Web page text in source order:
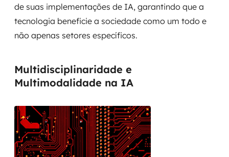
de suas implementações de IA, garantindo que a
tecnologia beneficie a sociedade como um todo e
não apenas setores específicos.
Multidisciplinaridade e
Multimodalidade na IA